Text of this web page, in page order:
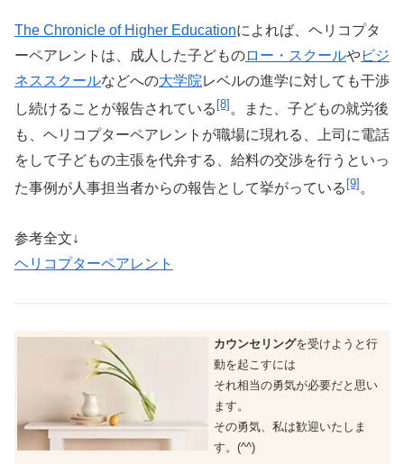
The Chronicle of Higher Educationによれば、ヘリコプタ
ーペアレントは、成人した子どものロー・スクールやビジ
ネススクールなどへの大学院レベルの進学に対しても干渉
し続けることが報告されている [8] 。また、子どもの就労後
も、ヘリコプターペアレントが職場に現れる、上司に電話
をして子どもの主張を代弁する、給料の交渉を行うといっ
た事例が人事担当者からの報告として挙がっている [9] 。
参考全文↓
ヘリコプターペアレント
カウンセリングを受けようと行
動を起こすには
それ相当の勇気が必要だと思い
ます。
その勇気、私は歓迎いたしま
す。(^^)